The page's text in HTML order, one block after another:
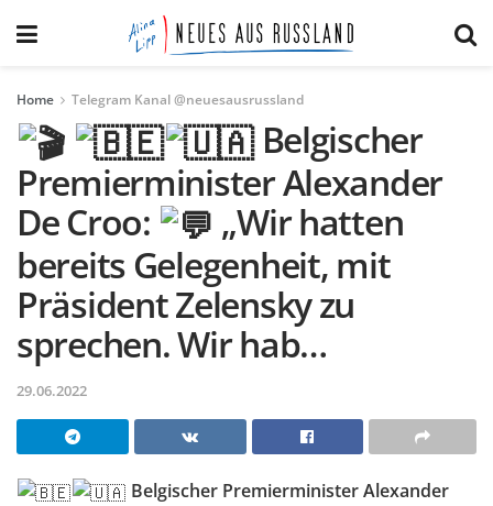
Home Telegram Kanal @neuesausrussland
Belgischer
Premierminister Alexander
De Croo:
„Wir hatten
bereits Gelegenheit, mit
Präsident Zelensky zu
sprechen. Wir hab…
29.06.2022
Belgischer Premierminister Alexander